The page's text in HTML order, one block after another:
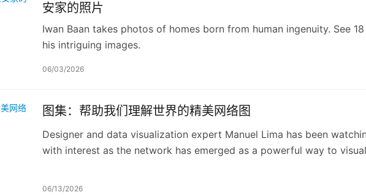
安家的照片
Iwan Baan takes photos of homes born from human ingenuity. See
his intriguing images.
06/03/2026
图集：帮助我们理解世界的精美网络图
Designer and data visualization expert Manuel Lima has been
with interest as the network has emerged as a powerful way to
06/13/2026